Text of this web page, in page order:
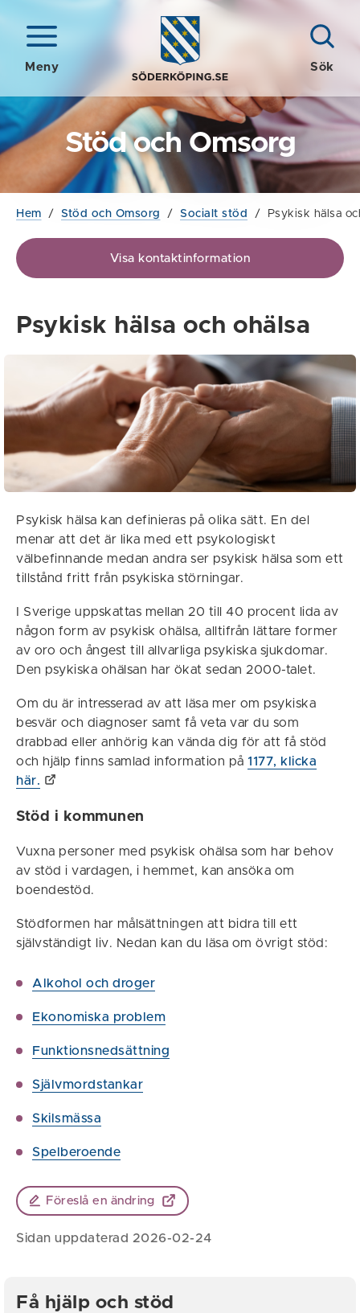
Meny Sök
Stöd och Omsorg
Hem / Stöd och Omsorg / Socialt stöd / Psykisk hälsa
Visa kontaktinformation
Psykisk hälsa och ohälsa
Psykisk hälsa kan definieras på olika sätt. En del
menar att det är lika med ett psykologiskt
välbefinnande medan andra ser psykisk hälsa som ett
tillstånd fritt från psykiska störningar.
I Sverige uppskattas mellan 20 till 40 procent lida av
någon form av psykisk ohälsa, alltifrån lättare former
av oro och ångest till allvarliga psykiska sjukdomar.
Den psykiska ohälsan har ökat sedan 2000-talet.
Om du är intresserad av att läsa mer om psykiska
besvär och diagnoser samt få veta var du som
drabbad eller anhörig kan vända dig för att få stöd
och hjälp finns samlad information på 1177, klicka
här.
Stöd i kommunen
Vuxna personer med psykisk ohälsa som har behov
av stöd i vardagen, i hemmet, kan ansöka om
boendestöd.
Stödformen har målsättningen att bidra till ett
självständigt liv. Nedan kan du läsa om övrigt stöd:
Alkohol och droger
Ekonomiska problem
Funktionsnedsättning
Självmordstankar
Skilsmässa
Spelberoende
Föreslå en ändring
Sidan uppdaterad 2026-02-24
Få hjälp och stöd